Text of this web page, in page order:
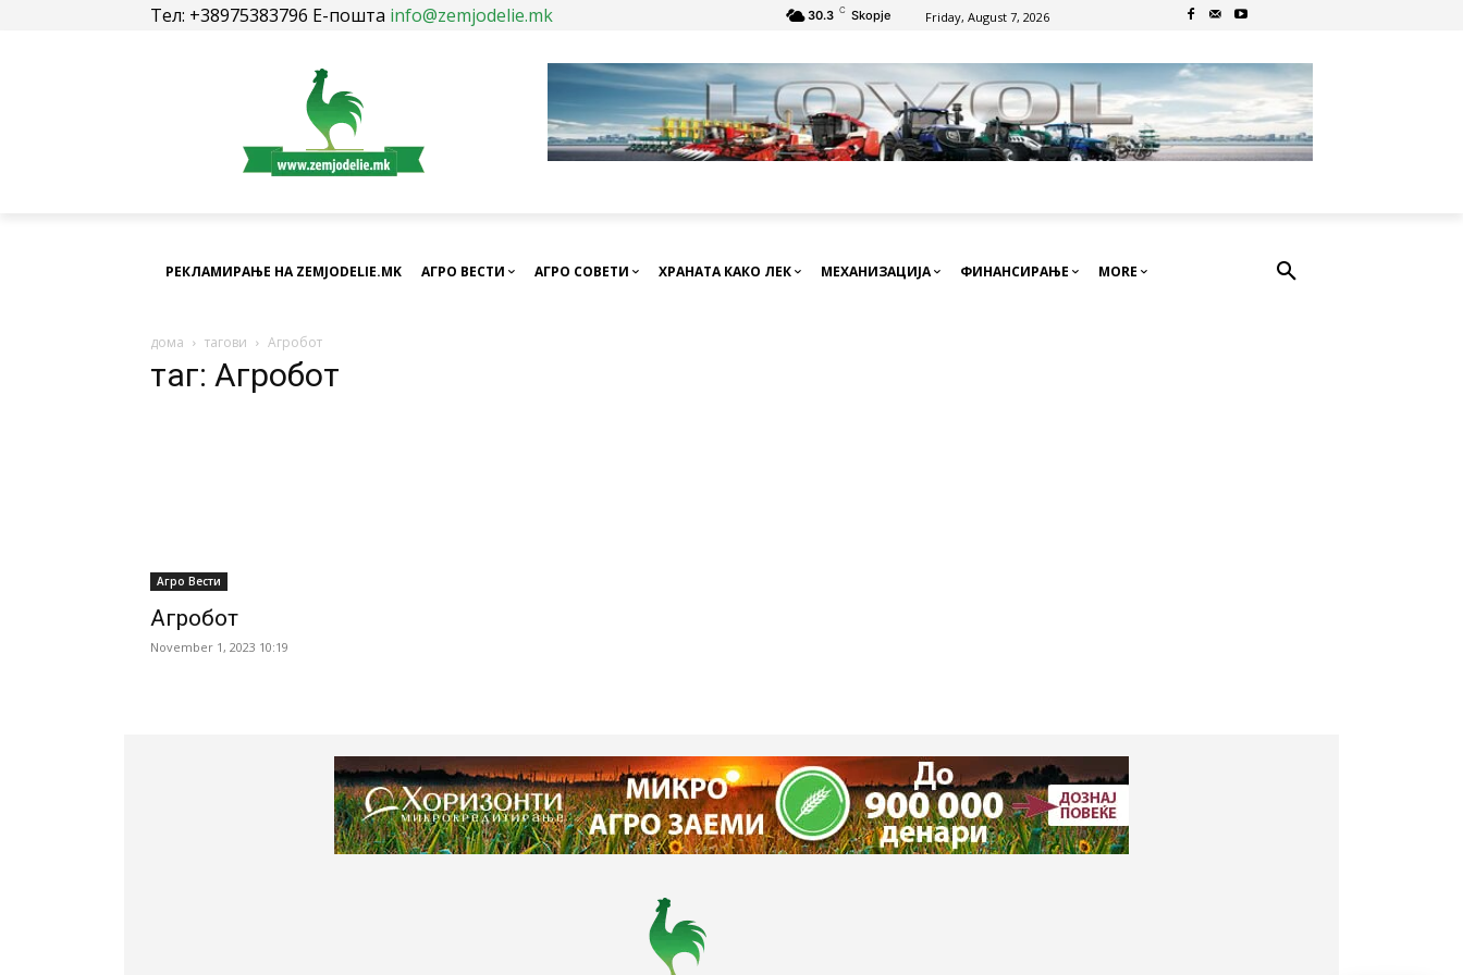
Тел: +38975383796 Е-пошта info@zemjodelie.mk 30.3 C Skopje Friday, August 7, 2026
РЕКЛАМИРАЊЕ НА ZEMJODELIE.MK АГРО ВЕСТИ АГРО СОВЕТИ ХРАНАТА КАКО ЛЕК МЕХАНИЗАЦИЈА ФИНАНСИРАЊЕ MORE
дома тагови Агробот
таг: Агробот
Агро Вести
Агробот
November 1, 2023 10:19